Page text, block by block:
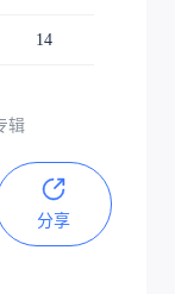
14
辑
分享